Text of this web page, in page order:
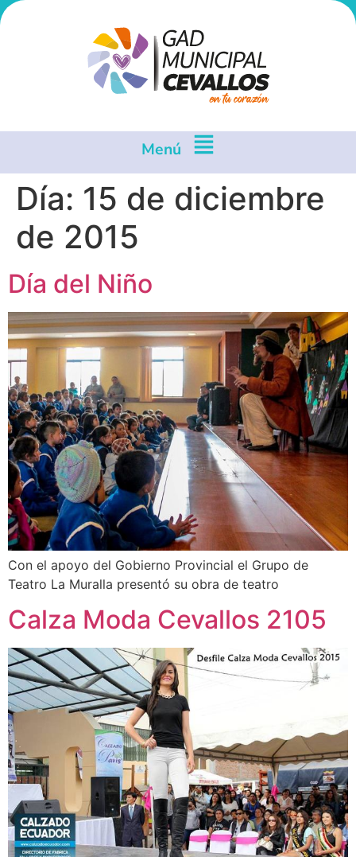
Menú
Día: 15 de diciembre
de 2015
Día del Niño
Con el apoyo del Gobierno Provincial el Grupo de
Teatro La Muralla presentó su obra de teatro
Calza Moda Cevallos 2105